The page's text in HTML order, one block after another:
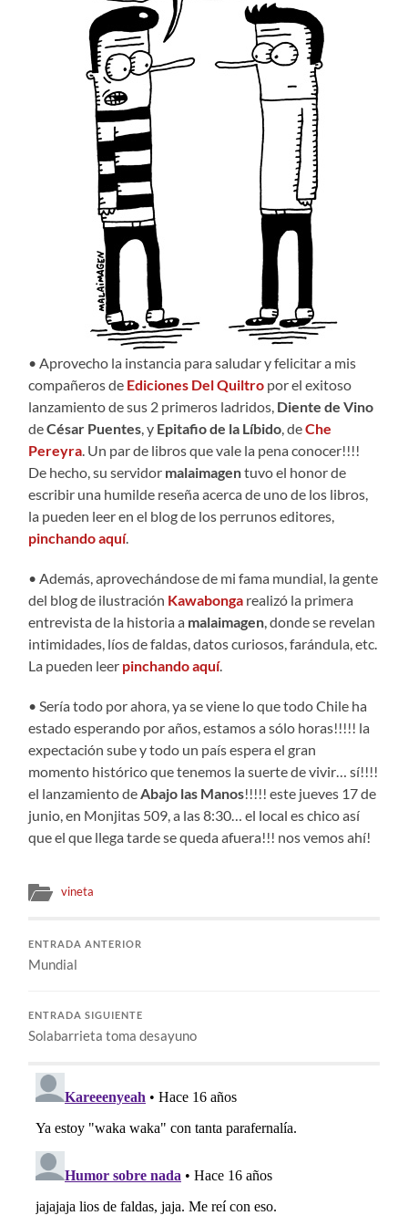
• Aprovecho la instancia para saludar y felicitar a mis
compañeros de Ediciones Del Quiltro por el exitoso
lanzamiento de sus 2 primeros ladridos, Diente de Vino
deCésar Puentes , y Epitafio de la Líbido , deChe
Pereyra . Un par de libros que vale la pena conocer!!!!
De hecho, su servidor malaimagentuvo el honor de
escribir una humilde reseña acerca de uno de los libros,
la pueden leer en el blog de los perrunos editores,
pinchando aquí.
• Además, aprovechándose de mi fama mundial, la gente
del blog de ilustración Kawabonga realizó la primera
entrevista de la historia a malaimagen , donde se revelan
intimidades, líos de faldas, datos curiosos, farándula, etc.
La pueden leer pinchando aquí.
• Sería todo por ahora, ya se viene lo que todo Chile ha
estado esperando por años, estamos a sólo horas!!!!! la
expectación sube y todo un país espera el gran
momento histórico que tenemos la suerte de vivir… sí!!!!
el lanzamiento de Abajo las Manos!!!!! este jueves 17 de
junio, en Monjitas 509, a las 8:30… el local es chico así
que el que llega tarde se queda afuera!!! nos vemos ahí!
vineta
ENTRADA ANTERIOR
Mundial
ENTRADA SIGUIENTE
Solabarrieta toma desayuno